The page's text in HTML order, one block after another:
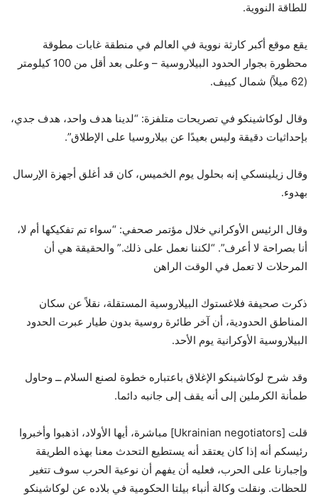
للطاقة النووية.
يقع موقع أكبر كارثة نووية في العالم في منطقة غابات مطوقة
محظورة بجوار الحدود البيلاروسية – وعلى بعد أقل من 100 كيلومتر
(62 ميلاً) شمال كييف.
وقال لوكاشينكو في تصريحات متلفزة: “لدينا هدف واحد، هدف جدي،
بإحداثيات دقيقة وليس بعيدًا عن بيلاروسيا على الإطلاق”.
وقال زيلينسكي إنه بحلول يوم الخميس، كان قد أغلق أجهزة الإرسال
بهدوء.
وقال الرئيس الأوكراني خلال مؤتمر صحفي: “سواء تم تفكيكها أم لا،
أنا بصراحة لا أعرف”. “لكننا نعمل على ذلك.” والحقيقة هي أن
المرحلات لا تعمل في الوقت الراهن
ذكرت صحيفة فلاغستوك البيلاروسية المستقلة، نقلاً عن سكان
المناطق الحدودية، أن آخر طائرة روسية بدون طيار عبرت الحدود
البيلاروسية الأوكرانية يوم الأحد.
وقد شرح لوكاشينكو الإغلاق باعتباره خطوة لصنع السلام ــ وحاول
طمأنة الكرملين إلى أنه يقف إلى جانبه دائما.
قلت [Ukrainian negotiators] مباشرة، أيها الأولاد، اذهبوا وأخبروا
رئيسكم أنه إذا كان يعتقد أنه يستطيع التحدث معنا بهذه الطريقة
وإجبارنا على الحرب، فعليه أن يفهم أن نوعية الحرب سوف تتغير
للحظات. ونقلت وكالة أنباء بيلتا الحكومية في بلاده عن لوكاشينكو